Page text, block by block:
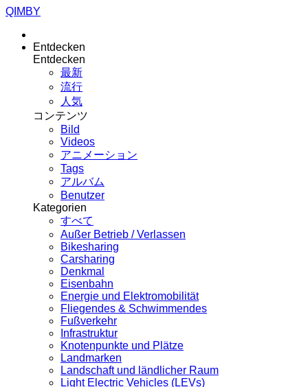
QIMBY
Entdecken
Entdecken
最新
流行
人気
コンテンツ
Bild
Videos
アニメーション
Tags
アルバム
Benutzer
Kategorien
すべて
Außer Betrieb / Verlassen
Bikesharing
Carsharing
Denkmal
Eisenbahn
Energie und Elektromobilität
Fliegendes & Schwimmendes
Fußverkehr
Infrastruktur
Knotenpunkte und Plätze
Landmarken
Landschaft und ländlicher Raum
Light Electric Vehicles (LEVs)